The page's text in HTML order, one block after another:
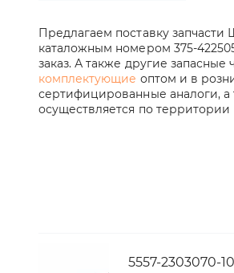
Предлагаем поставку
каталожным номером 375-
заказ. А также другие запасные
комплектующие оптом и в
сертифицированные аналоги, а
осуществляется по
5557-2303070-10